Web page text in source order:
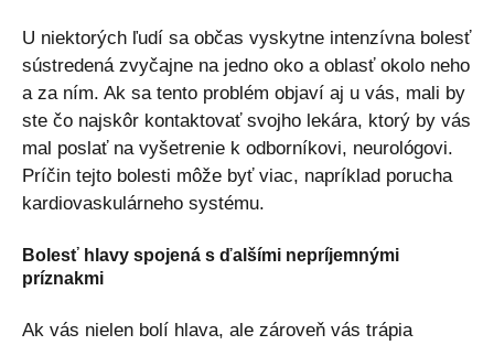
U niektorých ľudí sa občas vyskytne intenzívna bolesť
sústredená zvyčajne na jedno oko a oblasť okolo neho
a za ním. Ak sa tento problém objaví aj u vás, mali by
ste čo najskôr kontaktovať svojho lekára, ktorý by vás
mal poslať na vyšetrenie k odborníkovi, neurológovi.
Príčin tejto bolesti môže byť viac, napríklad porucha
kardiovaskulárneho systému.
Bolesť hlavy spojená s ďalšími nepríjemnými
príznakmi
Ak vás nielen bolí hlava, ale zároveň vás trápia